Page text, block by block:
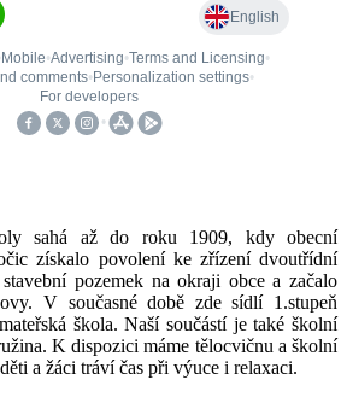
sahá až do roku 1909, kdy obecní
získalo povolení ke zřízení dvoutřídní
pozemek na okraji obce a začalo
V současné době zde sídlí 1.stupeň
škola. Naší součástí je také školní
K dispozici máme tělocvičnu a školní
a žáci tráví čas při výuce i relaxaci.